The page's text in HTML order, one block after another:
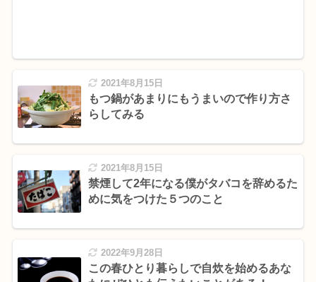
2021年8月15日
もつ鍋があまりにもうまいので作り方さ
らしてみる
2021年8月15日
禁煙して2年になる僕がタバコを辞めるた
めに気をつけた５つのこと
2022年9月28日
この春ひとり暮らしで自炊を始めるあな